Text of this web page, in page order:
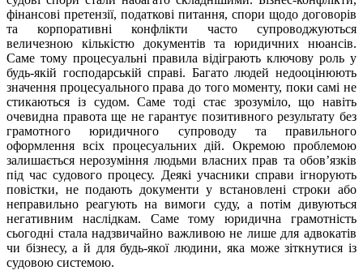
фінансові претензії, податкові питання, спори щодо договорів
та корпоративні конфлікти часто супроводжуються
величезною кількістю документів та юридичних нюансів.
Саме тому процесуальні правила відіграють ключову роль у
будь-якій господарській справі. Багато людей недооцінюють
значення процесуального права до того моменту, поки самі не
стикаються із судом. Саме тоді стає зрозуміло, що навіть
очевидна правота ще не гарантує позитивного результату без
грамотного юридичного супроводу та правильного
оформлення всіх процесуальних дій. Окремою проблемою
залишається нерозуміння людьми власних прав та обов’язків
під час судового процесу. Деякі учасники справи ігнорують
повістки, не подають документи у встановлені строки або
неправильно реагують на вимоги суду, а потім дивуються
негативним наслідкам. Саме тому юридична грамотність
сьогодні стала надзвичайно важливою не лише для адвокатів
чи бізнесу, а й для будь-якої людини, яка може зіткнутися із
судовою системою.